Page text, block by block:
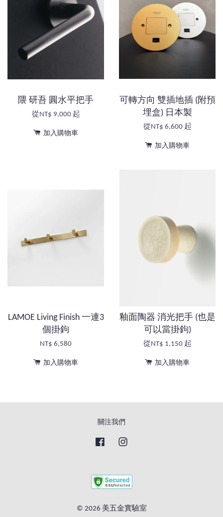
隈 研吾 圓水平把手
從NT$ 9,000 起
加入購物車
可轉方向 雙插地插 (附預
埋盒) 日本製
從NT$ 6,600 起
加入購物車
LAMOE Living Finish 一連3
個掛鉤
NT$ 6,580
加入購物車
釉面陶器 消光把手 (也是
可以當掛鉤)
從NT$ 1,150 起
加入購物車
關注我們
Facebook
© 2026 美五金實驗室